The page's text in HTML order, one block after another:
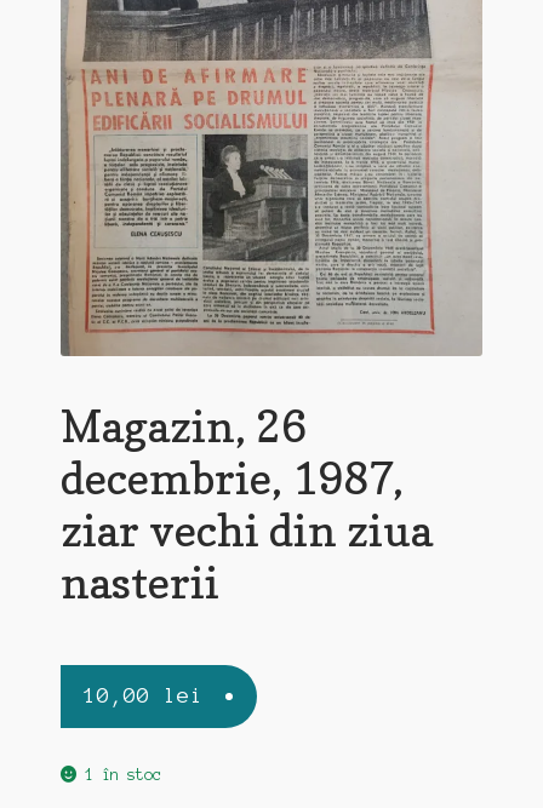
Magazin, 26
decembrie, 1987,
ziar vechi din ziua
nasterii
10,00 lei
1 în stoc